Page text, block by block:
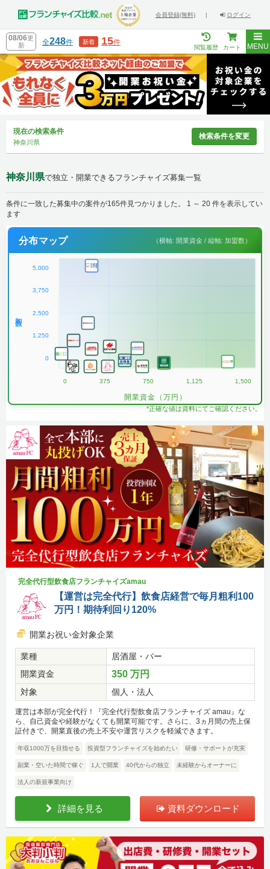
会員登録(無料) | ログイン
08/06更
新
全248件 新着 15件
閲覧履歴 カート MENU
現在の検索条件
神奈川県
検索条件を変更
神奈川県で独立・開業できるフランチャイズ募集一覧
条件に一致した募集中の案件が165件見つかりました。 1 ～ 20 件を表示してい
ます
分布マップ （横軸: 開業資金 / 縦軸: 加盟数）
5,000
3,750
2,500
1,250
0
0 375 750 1,125 1,500
開業資金（万円）
*正確な値は資料にてご確認ください。
完全代行型飲食店フランチャイズamau
【運営は完全代行】飲食店経営で毎月粗利100
万円！期待利回り120%
開業お祝い金対象企業
業種
居酒屋・バー
開業資金
350 万円
対象 個人・法人
運営は本部が完全代行！『完全代行型飲食店フランチャイズ amau』な
ら、自己資金や経験がなくても開業可能です。さらに、3ヵ月間の売上保
証付きで、開業直後の売上不安や運営リスクを軽減できます。
年収1000万を目指せる 投資型フランチャイズを始めたい 研修・サポートが充実
副業・空いた時間で稼ぐ 1人で開業 40代からの独立 未経験からオーナーに
法人の新規事業向け
詳細を見る 資料ダウンロード